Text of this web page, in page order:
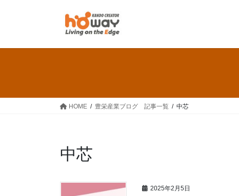
HOME 豊栄産業ブログ 記事一覧 中芯
中芯
2025年2月5日